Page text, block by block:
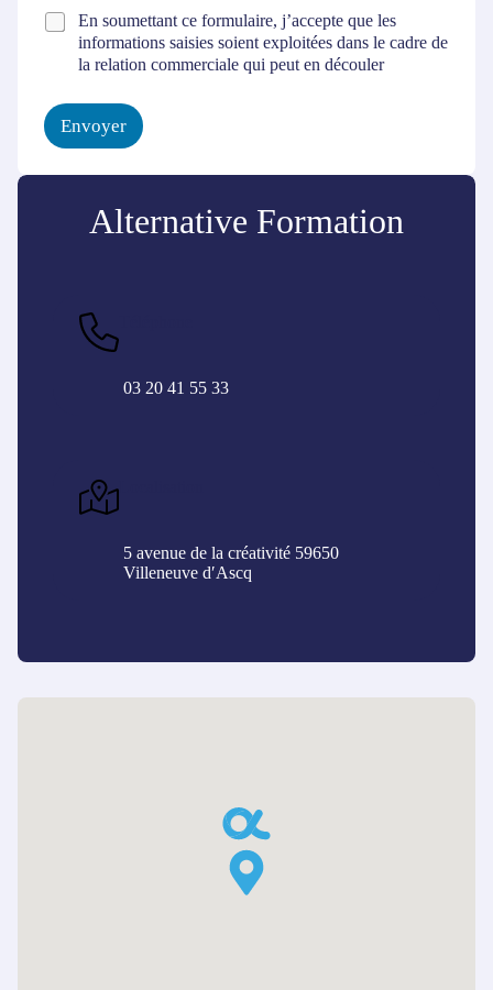
Alternative Formation
03 20 41 55 33
5 avenue de la créativité 59650
Villeneuve d′Ascq
Éviter
C
n
t
En soumettant ce formulaire, j’accepte que les
informations saisies soient exploitées dans le cadre de
la relation commerciale qui peut en découler
Envoyer